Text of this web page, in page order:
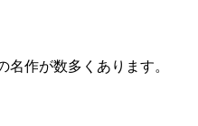
作が数多くあります。